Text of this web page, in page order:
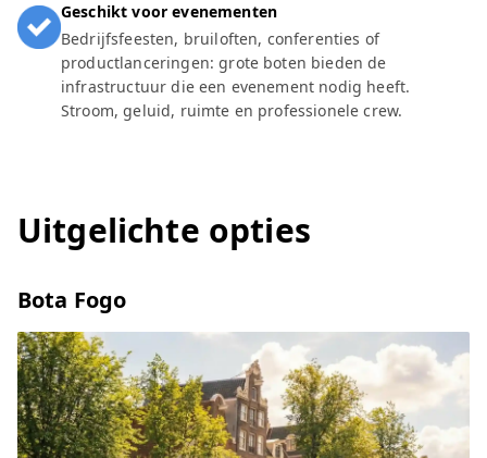
Geschikt voor evenementen
Bedrijfsfeesten, bruiloften, conferenties of
productlanceringen: grote boten bieden de
infrastructuur die een evenement nodig heeft.
Stroom, geluid, ruimte en professionele crew.
Uitgelichte opties
Bota Fogo